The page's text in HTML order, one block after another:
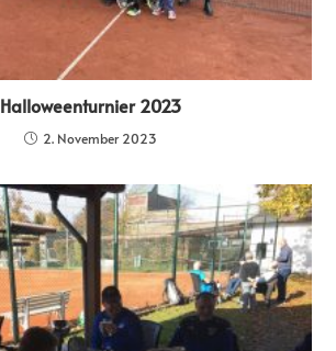
Halloweenturnier 2023
2. November 2023